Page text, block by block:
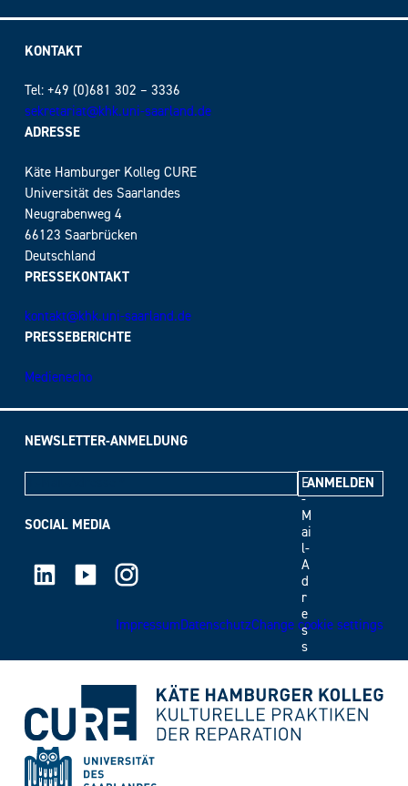
KONTAKT
Tel: +49 (0)681 302 – 3336
sekretariat@khk.uni-saarland.de
ADRESSE
Käte Hamburger Kolleg CURE
Universität des Saarlandes
Neugrabenweg 4
66123 Saarbrücken
Deutschland
PRESSEKONTAKT
kontakt@khk.uni-saarland.de
PRESSEBERICHTE
Medienecho
NEWSLETTER-ANMELDUNG
E
-
M
ai
l-
A
d
r
e
s
s
e
SOCIAL MEDIA
LinkedIn Youtube Instagram
ImpressumDatenschutzChange cookie settings